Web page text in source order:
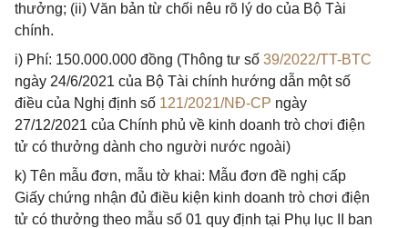
thưởng; (ii) Văn bản từ chối nêu rõ lý do của Bộ Tài
chính.
i) Phí: 150.000.000 đồng (Thông tư số 39/2022/TT-BTC
ngày 24/6/2021 của Bộ Tài chính hướng dẫn một số
điều của Nghị định số 121/2021/NĐ-CP ngày
27/12/2021 của Chính phủ về kinh doanh trò chơi điện
tử có thưởng dành cho người nước ngoài)
k) Tên mẫu đơn, mẫu tờ khai: Mẫu đơn đề nghị cấp
Giấy chứng nhận đủ điều kiện kinh doanh trò chơi điện
tử có thưởng theo mẫu số 01 quy định tại Phụ lục II ban